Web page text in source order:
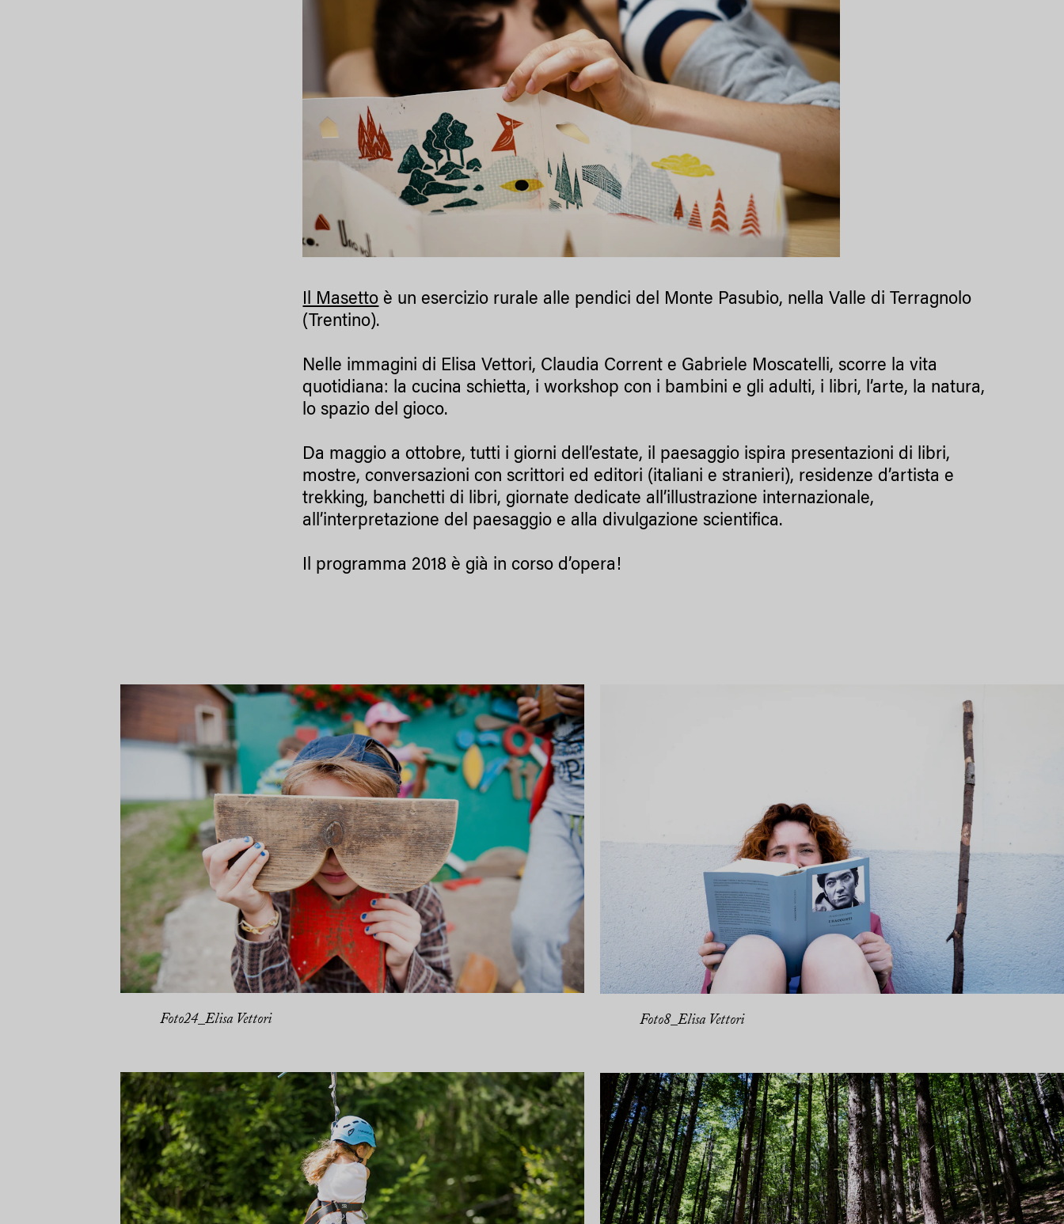
Il Masetto è un esercizio rurale alle pendici del Monte Pasubio, nella Valle di Terragnolo
(Trentino).
Nelle immagini di Elisa Vettori, Claudia Corrent e Gabriele Moscatelli, scorre la vita
quotidiana: la cucina schietta, i workshop con i bambini e gli adulti, i libri, l’arte, la natura,
lo spazio del gioco.
Da maggio a ottobre, tutti i giorni dell’estate, il paesaggio ispira presentazioni di libri,
mostre, conversazioni con scrittori ed editori (italiani e stranieri), residenze d’artista e
trekking, banchetti di libri, giornate dedicate all’illustrazione internazionale,
all’interpretazione del paesaggio e alla divulgazione scientifica.
Il programma 2018 è già in corso d’opera!
Foto24_Elisa Vettori Foto8_Elisa Vettori